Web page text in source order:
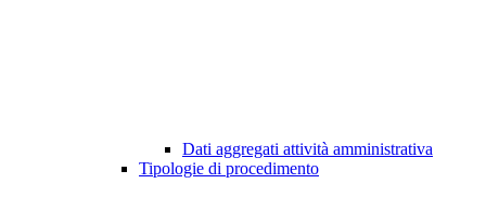
Dati aggregati attività amministrativa
Tipologie di procedimento